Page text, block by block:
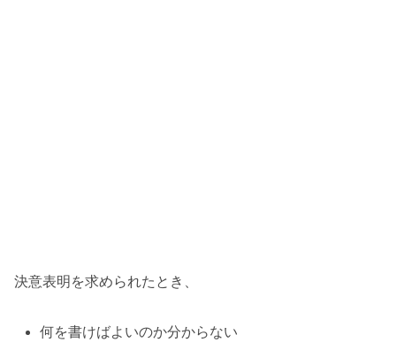
決意表明を求められたとき、
何を書けばよいのか分からない